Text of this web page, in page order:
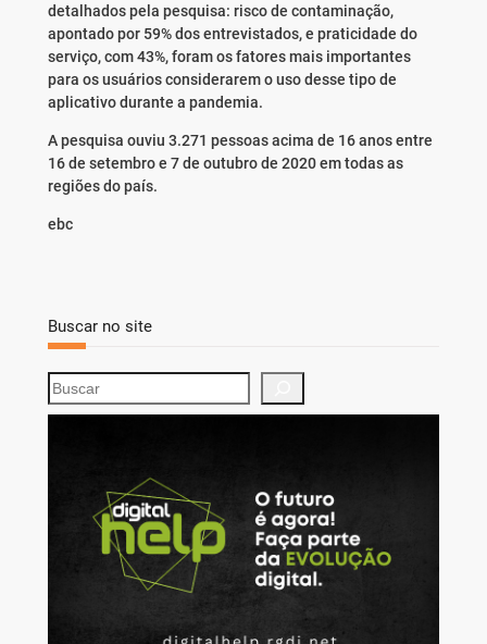
detalhados pela pesquisa: risco de contaminação,
apontado por 59% dos entrevistados, e praticidade do
serviço, com 43%, foram os fatores mais importantes
para os usuários considerarem o uso desse tipo de
aplicativo durante a pandemia.
A pesquisa ouviu 3.271 pessoas acima de 16 anos entre
16 de setembro e 7 de outubro de 2020 em todas as
regiões do país.
ebc
Buscar no site
S
e